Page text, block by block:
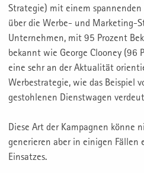
Strategie) mit einem
über die Werbe- und Marketing-
Unternehmen, mit 95 Prozent
bekannt wie George Clooney (96
eine sehr an der Aktualität
Werbestrategie, wie das Beispiel
gestohlenen Dienstwagen
Diese Art der Kampagnen könne
generieren aber in einigen Fällen
Einsatzes.